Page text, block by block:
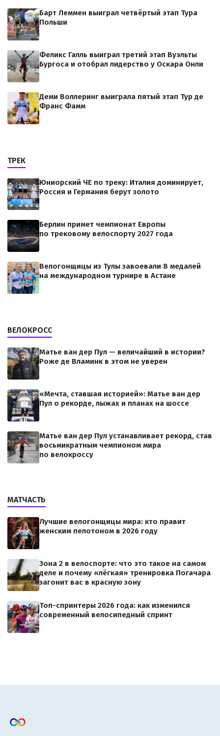
Барт Леммен выиграл четвёртый этап Тура
Польши
Феликс Галль выиграл третий этап Вуэльты
Бургоса и отобрал лидерство у Оскара Онли
Деми Воллеринг выиграла пятый этап Тур де
Франс Фамм
ТРЕК
Юниорский ЧЕ по треку: Италия доминирует,
Россия и Германия берут золото
Берлин примет чемпионат Европы
по трековому велоспорту 2027 года
Велогонщицы из Тулы завоевали 8 медалей
на международном турнире в Астане
ВЕЛОКРОСС
Матье ван дер Пул — величайший в истории?
Роже де Вламинк в этом не уверен
«Мечта, ставшая историей»: Матье ван дер
Пул о рекорде, лыжах и планах на шоссе
Матье ван дер Пул устанавливает рекорд, став
восьмикратным чемпионом мира
по велокроссу
МАТЧАСТЬ
Лучшие велогонщицы мира: кто правит
женским пелотоном в 2026 году
Зона 2 в велоспорте: что это такое на самом
деле и почему «лёгкая» тренировка Погачара
загонит вас в красную зону
Топ-спринтеры 2026 года: как изменился
современный велосипедный спринт